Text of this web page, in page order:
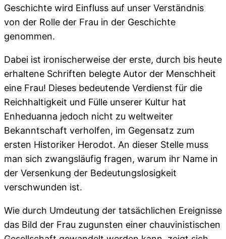
Geschichte wird Einfluss auf unser Verständnis
von der Rolle der Frau in der Geschichte
genommen.
Dabei ist ironischerweise der erste, durch bis heute
erhaltene Schriften belegte Autor der Menschheit
eine Frau! Dieses bedeutende Verdienst für die
Reichhaltigkeit und Fülle unserer Kultur hat
Enheduanna jedoch nicht zu weltweiter
Bekanntschaft verholfen, im Gegensatz zum
ersten Historiker Herodot. An dieser Stelle muss
man sich zwangsläufig fragen, warum ihr Name in
der Versenkung der Bedeutungslosigkeit
verschwunden ist.
Wie durch Umdeutung der tatsächlichen Ereignisse
das Bild der Frau zugunsten einer chauvinistischen